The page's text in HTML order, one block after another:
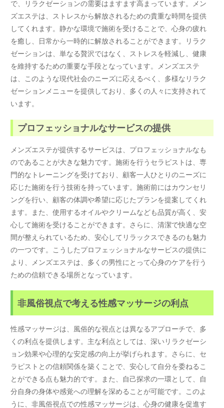
で、リラクゼーションの需要はますます高まっています。メン
ズエステは、ストレスから解放されるための貴重な時間を提供
してくれます。静かな環境で施術を受けることで、心身の疲れ
を癒し、日常から一時的に解放されることができます。リラク
ゼーションは、単なる贅沢ではなく、ストレスを軽減し、健康
を維持するための重要な手段となっています。メンズエステ
は、このような現代社会のニーズに応えるべく、多様なリラク
ゼーションメニューを提供しており、多くの人々に支持されて
います。
プロフェッショナルなサービスの提供
メンズエステが提供するサービスは、プロフェッショナルなも
のであることが大きな魅力です。施術を行うセラピストは、専
門的なトレーニングを受けており、顧客一人ひとりのニーズに
応じた施術を行う技術を持っています。施術前にはカウンセリ
ングを行い、顧客の体調や希望に応じたプランを提案してくれ
ます。また、使用するオイルやクリームなども品質が高く、安
心して施術を受けることができます。さらに、清潔で快適な空
間が整えられているため、安心してリラックスできるのも魅力
の一つです。こうしたプロフェッショナルなサービスの提供に
より、メンズエステは、多くの男性にとって心身のケアを行う
ための信頼できる場所となっています。
非風俗視点で考える性感マッサージの利点
性感マッサージは、風俗的な視点とは異なるアプローチで、多
くの利点を提供します。主な利点としては、深いリラクゼーシ
ョン効果や心理的な安定感の向上が挙げられます。さらに、セ
ラピストとの信頼関係を築くことで、安心して自分を委ねるこ
とができる点も魅力的です。また、自己探求の一環として、自
分自身の身体や感覚への理解を深めることが可能です。このよ
うに、非風俗視点での性感マッサージは、心身の健康を促進す